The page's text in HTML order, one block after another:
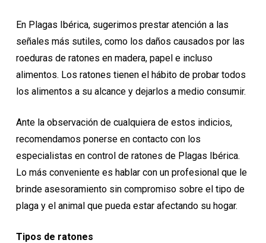
En Plagas Ibérica, sugerimos prestar atención a las
señales más sutiles, como los daños causados por las
roeduras de ratones en madera, papel e incluso
alimentos. Los ratones tienen el hábito de probar todos
los alimentos a su alcance y dejarlos a medio consumir.
Ante la observación de cualquiera de estos indicios,
recomendamos ponerse en contacto con los
especialistas en control de ratones de Plagas Ibérica.
Lo más conveniente es hablar con un profesional que le
brinde asesoramiento sin compromiso sobre el tipo de
plaga y el animal que pueda estar afectando su hogar.
Tipos de ratones